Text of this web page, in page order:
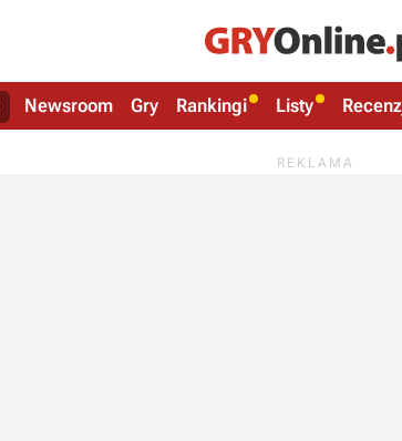
Newsroom Gry Rankingi Listy